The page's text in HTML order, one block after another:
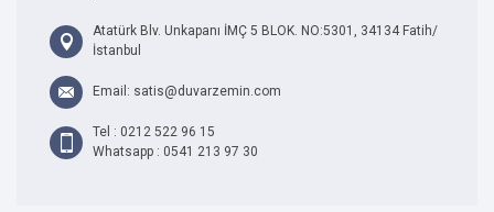
Atatürk Blv. Unkapanı İMÇ 5 BLOK. NO:5301, 34134 Fatih/
İstanbul
Email: satis@duvarzemin.com
Tel : 0212 522 96 15
Whatsapp : 0541 213 97 30